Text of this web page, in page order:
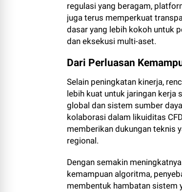
regulasi yang beragam,
juga terus memperkuat
dasar yang lebih kokoh untuk
dan eksekusi multi-aset.
Dari Perluasan
Selain peningkatan kinerja,
lebih kuat untuk jaringan kerja
global dan sistem sumber
kolaborasi dalam likuiditas
memberikan dukungan teknis
regional.
Dengan semakin
kemampuan algoritma,
membentuk hambatan sistem